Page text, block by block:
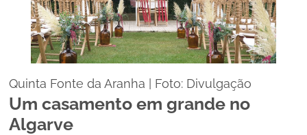
Quinta Fonte da Aranha | Foto: Divulgação
Um casamento em grande no
Algarve